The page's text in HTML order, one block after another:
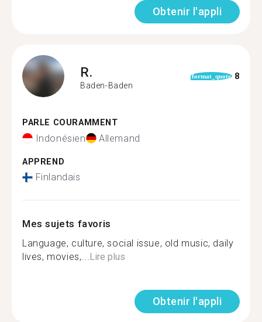
Obtenir l'appli
R.
Baden-Baden
format_quote 8
PARLE COURAMMENT
Indonésien Allemand
APPREND
Finlandais
Mes sujets favoris
Language, culture, social issue, old music, daily
lives, movies,...Lire plus
Obtenir l'appli